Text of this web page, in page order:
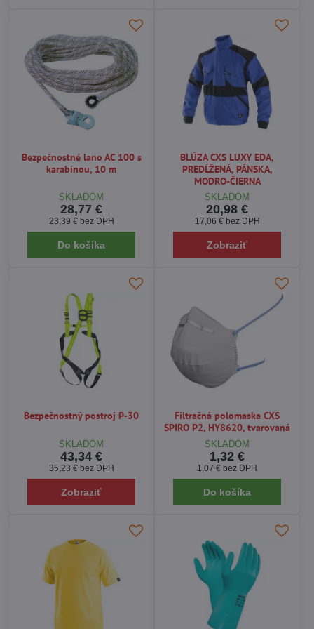
Naši odborníci vám ochotne pomôžu s výberom najvhodnejších
ochranných pracovných pomôcok
a poradia, ako správne
kombinovať pracovné odevy, obuv a doplnky, aby ste dosiahli
maximálnu bezpečnosť aj pohodlie pri práci.
? Ak hľadáte spoľahlivého partnera na
predaj pracovných
odevov a ochranných pomôcok
, navštívte náš
e-shop
a vyberte si z ponuky kvalitných produktov, ktoré vám
Bezpečnostné lano AC 100 s
karabínou, 10 m
SKLADOM
28,77 €
23,39 € bez DPH
Do košíka
BLÚZA CXS LUXY EDA,
PREDĹŽENÁ, PÁNSKA,
MODRO-ČIERNA
SKLADOM
20,98 €
17,06 € bez DPH
Zobraziť
Bezpečnostný postroj P-30
SKLADOM
43,34 €
35,23 € bez DPH
Zobraziť
Filtračná polomaska ​​CXS
SPIRO P2, HY8620, tvarovaná
SKLADOM
1,32 €
1,07 € bez DPH
Do košíka